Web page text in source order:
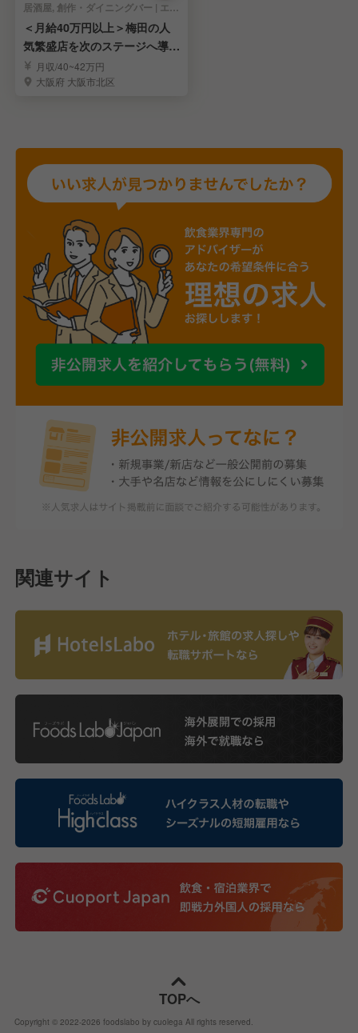
居酒屋, 創作・ダイニングバー | エリアマネージャー
＜月給40万円以上＞梅田の人
気繁盛店を次のステージへ導く
MGR候補募集
月収/40~42万円
大阪府 大阪市北区
関連サイト
TOPへ
Copyright © 2022-2026 foodslabo by cuolega All rights reserved.